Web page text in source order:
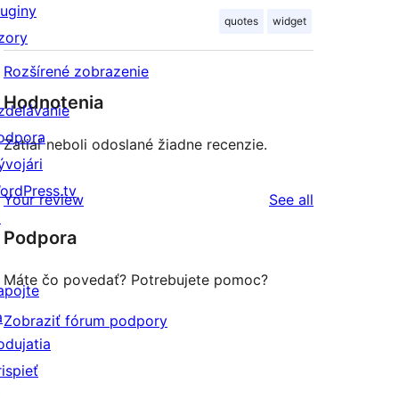
quotes widget
Rozšírené zobrazenie
Hodnotenia
Zatiaľ neboli odoslané žiadne recenzie.
Your review See all
Podpora
Máte čo povedať? Potrebujete pomoc?
Zobraziť fórum podpory